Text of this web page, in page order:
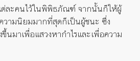
ละคนไว้ในพิพิธภัณฑ์ จากนั้นก็ให้ผู้
ความนิยมมากที่สุดก็เป็นผู้ชนะ ซึ่ง
นมาเพื่อแสวงหากำไรและเพื่อความ